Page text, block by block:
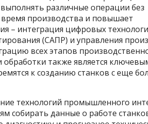
различные операции без
производства и повышает
– интеграция цифровых
(САПР) и управления
всех этапов
также является
к созданию станков с еще
технологий промышленного
собирать данные о работе